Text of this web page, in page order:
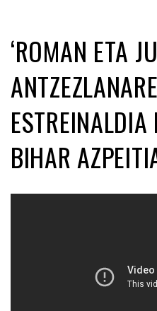
‘ROMAN ETA
BIHAR